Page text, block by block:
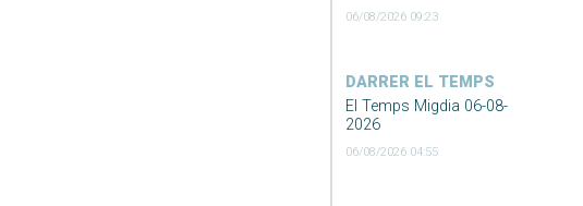
06/08/2026 09:23
DARRER EL TEMPS
El Temps Migdia 06-08-
2026
06/08/2026 04:55